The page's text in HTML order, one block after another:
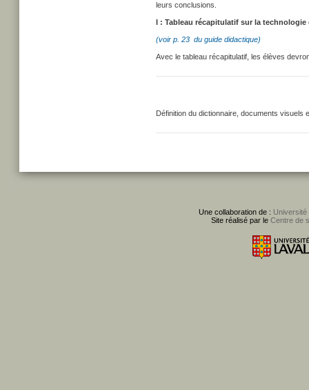
leurs conclusions.
I : Tableau récapitulatif sur la technologie
(voir p. 23 du guide didactique)
Avec le tableau récapitulatif, les élèves
Définition du dictionnaire, documents visuels
Une collaboration de : Université
Site réalisé par le Centre de